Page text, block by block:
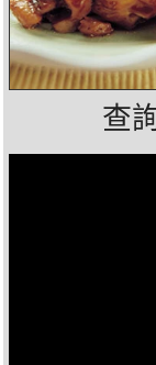
查